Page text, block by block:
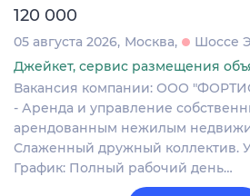
120 000
05 августа 2026 Москва
Шоссе
Джейкет, сервис размещения
Вакансия компании: ООО
- Аренда и управление
арендованным нежилым
Слаженный дружный коллектив.
График: Полный рабочий день…